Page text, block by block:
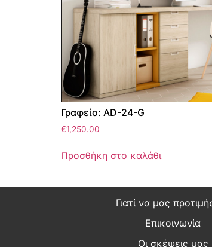
Γραφείο: AD-24-G
€1,250.00
Προσθήκη στο καλάθι
Γιατί να μας
Επικοινωνία
Οι σκέψεις μας